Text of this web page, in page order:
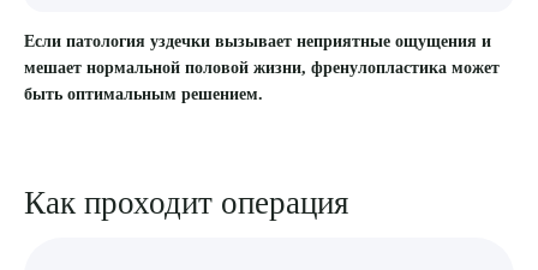
Если патология уздечки вызывает неприятные ощущения и
мешает нормальной половой жизни, френулопластика может
быть оптимальным решением.
Как проходит операция